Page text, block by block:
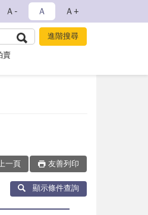
Ａ- Ａ Ａ+
賣
一頁 友善列印
顯示條件查詢